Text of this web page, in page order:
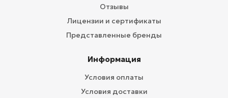
Отзывы
Лицензии и сертификаты
Представленные бренды
Информация
Условия оплаты
Условия доставки